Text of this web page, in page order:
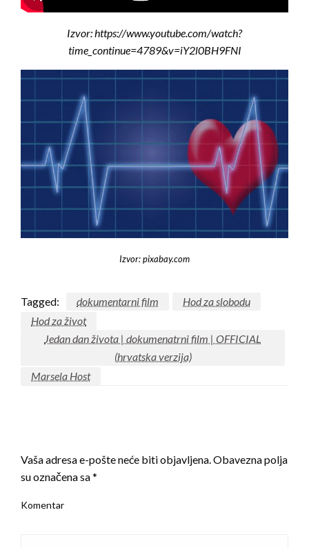
Izvor: https://www.youtube.com/watch?
time_continue=4789&v=iY2l0BH9FNI
Izvor: pixabay.com
Tagged: dokumentarni film
Hod za slobodu
Hod za život
Jedan dan života | dokumenatrni film | OFFICIAL
(hrvatska verzija)
Marsela Host
Vaša adresa e-pošte neće biti objavljena.Obavezna polja
su označena sa*
Komentar